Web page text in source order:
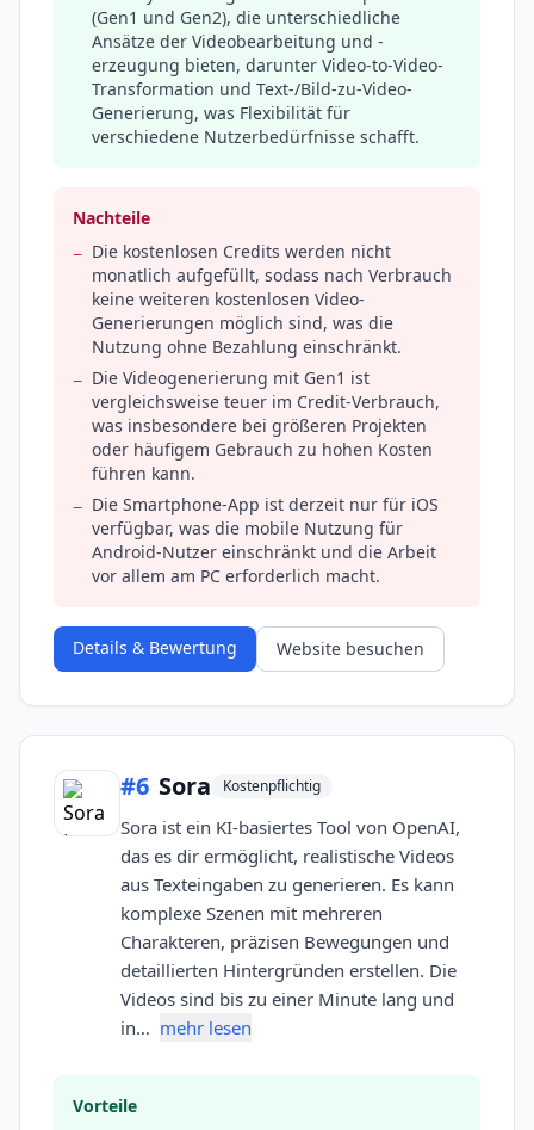
(Gen1 und Gen2), die unterschiedliche
Ansätze der Videobearbeitung und -
erzeugung bieten, darunter Video-to-Video-
Transformation und Text-/Bild-zu-Video-
Generierung, was Flexibilität für
verschiedene Nutzerbedürfnisse schafft.
Nachteile
− Die kostenlosen Credits werden nicht
monatlich aufgefüllt, sodass nach Verbrauch
keine weiteren kostenlosen Video-
Generierungen möglich sind, was die
Nutzung ohne Bezahlung einschränkt.
− Die Videogenerierung mit Gen1 ist
vergleichsweise teuer im Credit-Verbrauch,
was insbesondere bei größeren Projekten
oder häufigem Gebrauch zu hohen Kosten
führen kann.
− Die Smartphone-App ist derzeit nur für iOS
verfügbar, was die mobile Nutzung für
Android-Nutzer einschränkt und die Arbeit
vor allem am PC erforderlich macht.
Details & Bewertung Website besuchen
#6 Sora Kostenpflichtig
Sora ist ein KI-basiertes Tool von OpenAI,
das es dir ermöglicht, realistische Videos
aus Texteingaben zu generieren. Es kann
komplexe Szenen mit mehreren
Charakteren, präzisen Bewegungen und
detaillierten Hintergründen erstellen. Die
Videos sind bis zu einer Minute lang und
in… mehr lesen
Vorteile